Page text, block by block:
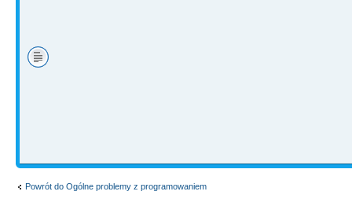
Powrót do Ogólne problemy z programowaniem